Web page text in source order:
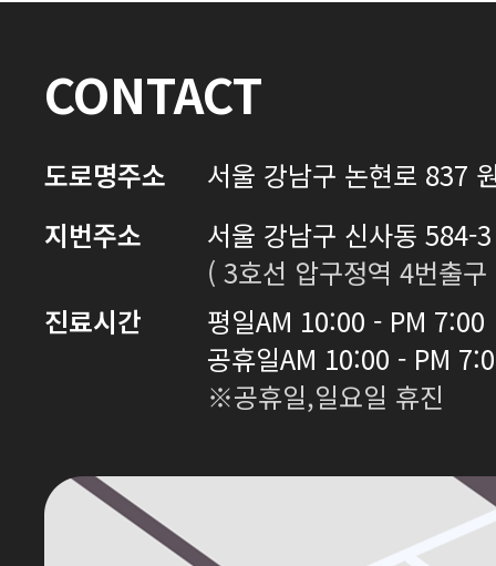
CONTACT
도로명주소
서울 강남구 논현로 837
지번주소
서울 강남구 신사동 584-
( 3호선 압구정역 4번출
진료시간
평일AM 10:00 - PM 7:00
공휴일AM 10:00 - PM
※공휴일,일요일 휴진